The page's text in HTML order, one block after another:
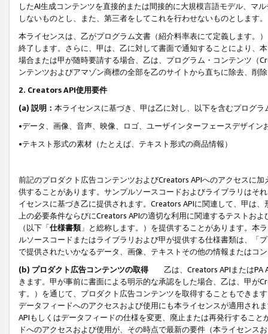
したAI生成コンテンツを直接的または間接的に大規模言語モデル、マ
しないものとし、また、第三者をしてこれを行わせないものとします。
本ライセンスは、乙がプログラム文書（紹介料率表にて定義します。
終了します。さらに、甲は、乙に対して書面で通知することにより、
場合または甲が随時要請する場合、乙は、プログラム・コンテンツ（
ンテンツおよびアマゾン商標の全部を乙のサイトから直ちに除去、削
2. Creators API使用要件
(a) 説明： 本ライセンスに基づき、甲は乙に対し、以下を含むプログ
•データ、画像、音声、映像、ロゴ、ユーザインターフェースデザイ
•テキスト形式の素材（たとえば、テキスト形式の商品情報）
前記のプロダクト広告コンテンツおよびCreators APIへのアクセスに
供することがあります。サンプルソースコードおよびライブラリはそ
イセンスに基づき乙に提供されます。Creators APIに関連して、甲は
上の必要条件ならびにCreators APIの適切な利用に関連するテストお
（以下「仕様書類」と総称します。）を提供することがあります。本
ルソースコードまたはライブラリおよび甲が提供する仕様書類は、「
で提供されたいかなるデータ、画像、テキストその他の情報またはコ
(b) プロダクト広告コンテンツの取得
乙は、Creators APIまたはPA
きます。甲が事前に書面による明示的な承認をした場合、乙は、甲が
す。）を通じて、プロダクト広告コンテンツを取得することもできま
データフィードへのアクセスおよび使用にも本ライセンスが適用され
APIもしくはデータフィードの仕様を変更、廃止または再発行するこ
ドへのアクセスおよび使用が、その時点で最新の要件（本ライセン